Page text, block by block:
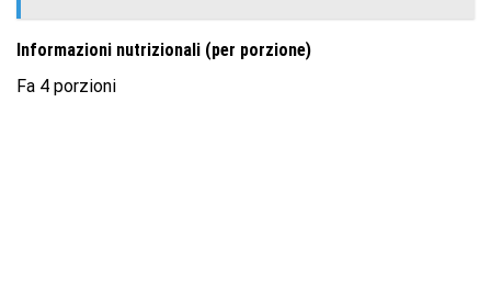
Informazioni nutrizionali (per porzione)
Fa 4 porzioni